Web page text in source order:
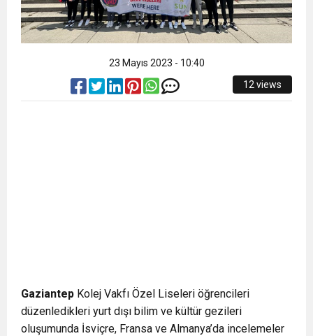
23 Mayıs 2023 - 10:40
12 views
Gaziantep Kolej Vakfı Özel Liseleri öğrencileri
düzenledikleri yurt dışı bilim ve kültür gezileri
oluşumunda İsviçre, Fransa ve Almanya’da incelemeler